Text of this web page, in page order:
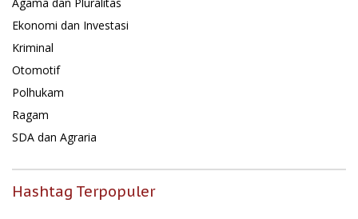
Ekonomi dan Investasi
Kriminal
Otomotif
Polhukam
Ragam
SDA dan Agraria
Hashtag Terpopuler